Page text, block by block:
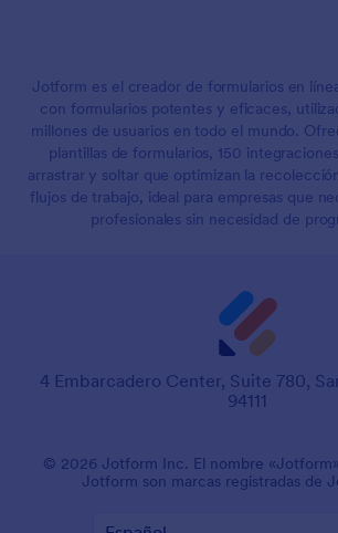
Jotform es el creador de formularios en
con formularios potentes y eficaces,
millones de usuarios en todo el mundo.
plantillas de formularios, 150
arrastrar y soltar que optimizan la
flujos de trabajo, ideal para empresas que
profesionales sin necesidad de
4 Embarcadero Center, Suite 780,
94111
© 2026 Jotform Inc. El nombre
Jotform son marcas registradas de